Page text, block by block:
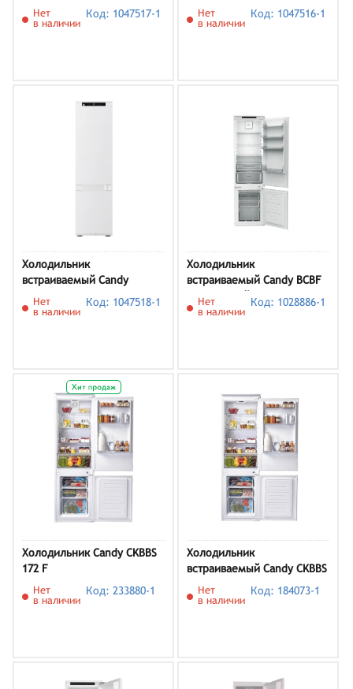
CBN517IDH
Нет
в наличии
Код: 1047517-1
CBS517SD
Нет
в наличии
Код: 1047516-1
Холодильник
встраиваемый Candy
CBN519SD
Нет
в наличии
Код: 1047518-1
Холодильник
встраиваемый Candy BCBF
192 F, белый
Нет
в наличии
Код: 1028886-1
Холодильник Candy CKBBS
172 F
Нет
в наличии
Код: 233880-1
Холодильник
встраиваемый Candy CKBBS
100Нет
в наличии
Код: 184073-1